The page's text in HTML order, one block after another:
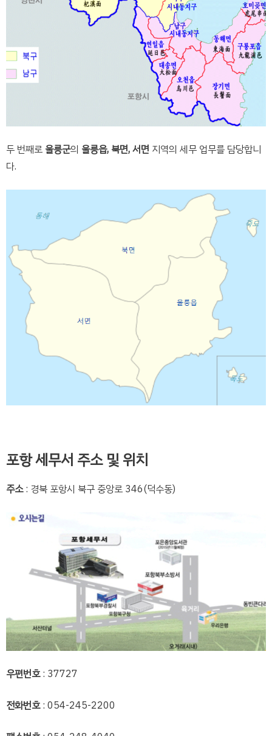
두 번째로 울릉군의 울릉읍, 북면, 서면 지역의 세무 업무를 담당합니
다.
포항 세무서 주소 및 위치
주소: 경북 포항시 북구 중앙로 346(덕수동)
우편번호: 37727
전화번호: 054-245-2200